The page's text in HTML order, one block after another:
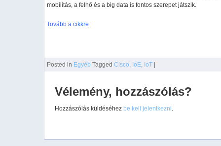
mobilitás, a felhő és a big data is fontos szerepet játszik.
Tovább a cikkre
Posted in Egyéb Tagged Cisco IoE, IoT |
Vélemény, hozzászólás?
Hozzászólás küldéséhez be kell jelentkezni.